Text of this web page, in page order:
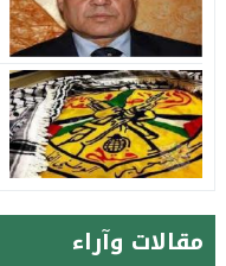
مقالات وآراء